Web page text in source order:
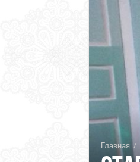
Главная /